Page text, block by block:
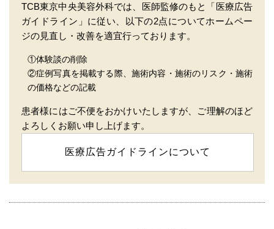
TCB東京中央美容外科では、医師監修のもと「医療広告
ガイドライン」に従い、以下の2点についてホームペー
ジの見直し・改善を適宜行っております。
①体験談の削除
②症例写真を掲載する際、施術内容・施術のリスク・施術
の価格などの記載
患者様にはご不便をおかけいたしますが、ご理解のほど
よろしくお願い申し上げます。
医療広告ガイドラインについて